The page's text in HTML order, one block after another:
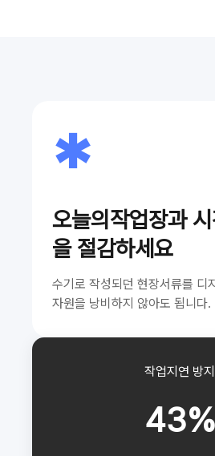
*
오늘의작업장과
을 절감하세요
수기로 작성되던 현장서류를 디
자원을 낭비하지 않아도 됩니다.
작업지연 방지
43%